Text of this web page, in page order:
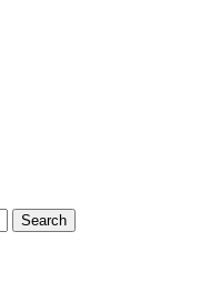
Search